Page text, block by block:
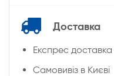
Доставка
Експрес доставка
Cамовивіз в Києві